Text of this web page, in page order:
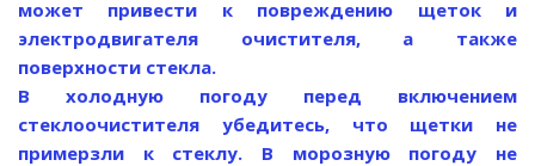
может привести к повреждению щеток и
электродвигателя очистителя, а также
поверхности стекла.
В холодную погоду перед включением
стеклоочистителя убедитесь, что щетки не
примерзли к стеклу. В морозную погоду не